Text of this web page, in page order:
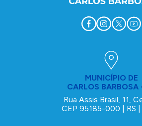
MUNICÍPIO DE
CARLOS BARBOSA
Rua Assis Brasil, 11,
CEP 95185-000 | RS |